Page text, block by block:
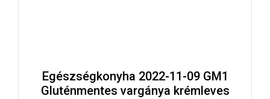
Egészségkonyha 2022-11-09 GM1
Gluténmentes vargánya krémleves